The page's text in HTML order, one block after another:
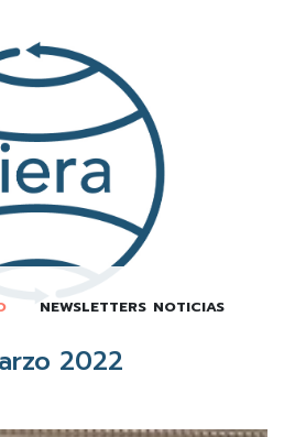
NEWSLETTERS NOTICIAS
2022